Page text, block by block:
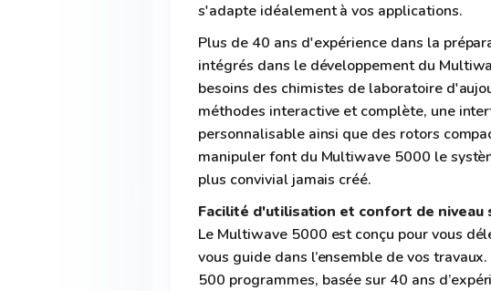
s'adapte idéalement à vos applications.
Plus de 40 ans d'expérience dans la
intégrés dans le développement du
besoins des chimistes de laboratoire
méthodes interactive et complète, une
personnalisable ainsi que des rotors
manipuler font du Multiwave 5000 le
plus convivial jamais créé.
Facilité d'utilisation et confort de niveau
Le Multiwave 5000 est conçu pour vous
vous guide dans l’ensemble de vos
500 programmes, basée sur 40 ans